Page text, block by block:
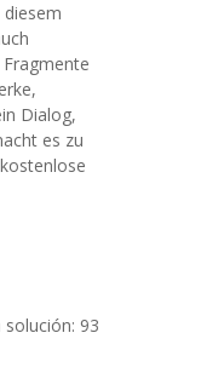
Dialog,
es zu